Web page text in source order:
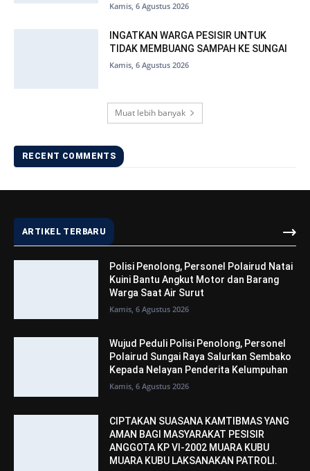
Kamis, 6 Agustus 2026
INGATKAN WARGA PESISIR UNTUK
TIDAK MEMBUANG SAMPAH KE SUNGAI
Kamis, 6 Agustus 2026
Muat lebih banyak
RECENT COMMENTS
ARTIKEL TERBARU
Polisi Penolong, Personel Polairud Natai
Kuini Bantu Angkut Motor dan Barang
Warga Saat Air Surut
Kamis, 6 Agustus 2026
Wujud Peduli Polisi Penolong, Personel
Polairud Sungai Raya Salurkan Sembako
Kepada Nelayan Penderita Kelumpuhan
Kamis, 6 Agustus 2026
CIPTAKAN SUASANA KAMTIBMAS YANG
AMAN BAGI MASYARAKAT PESISIR
ANGGOTA KP VI-2002 MUARA KUBU
MUARA KUBU LAKSANAKAN PATROLI.